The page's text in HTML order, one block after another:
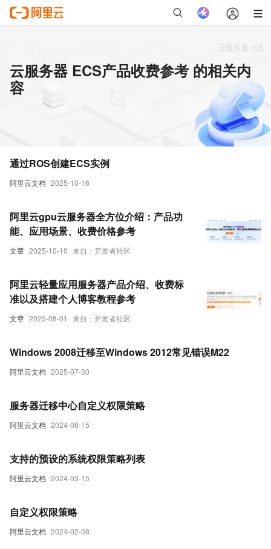
云服务器 ECS产品收费参考 的相关内
容
阿里云文档 2025-10-16
通过ROS创建ECS实例
文章 2025-10-10 来自：开发者社区
阿里云gpu云服务器全方位介绍：产品功
能、应用场景、收费价格参考
文章 2025-08-01 来自：开发者社区
阿里云轻量应用服务器产品介绍、收费标
准以及搭建个人博客教程参考
阿里云文档 2025-07-30
Windows 2008迁移至Windows 2012常见错误M22
阿里云文档 2024-08-15
服务器迁移中心自定义权限策略
阿里云文档 2024-03-15
支持的预设的系统权限策略列表
阿里云文档 2024-02-08
自定义权限策略